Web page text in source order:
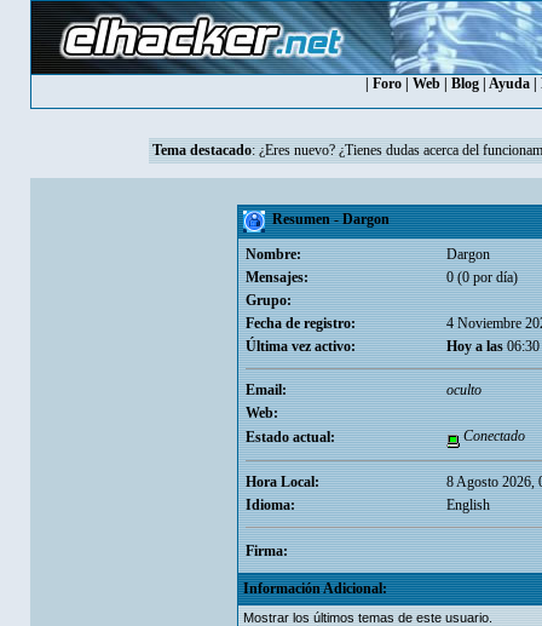
Foro| Web| Blog| Ayuda|
Tema destacado: ¿Eres nuevo? ¿Tienes dudas acerca del
Resumen - Dargon
Nombre:
Dargon
Mensajes:
0 (0 por día)
Grupo:
Fecha de registro:
4 Noviembre
Última vez activo:
Hoy a las06:30
Email:
oculto
Web:
Estado actual:
Conectado
Hora Local:
8 Agosto 2026,
Idioma:
English
Firma:
Información Adicional:
Mostrar los últimos temas de este usuario.